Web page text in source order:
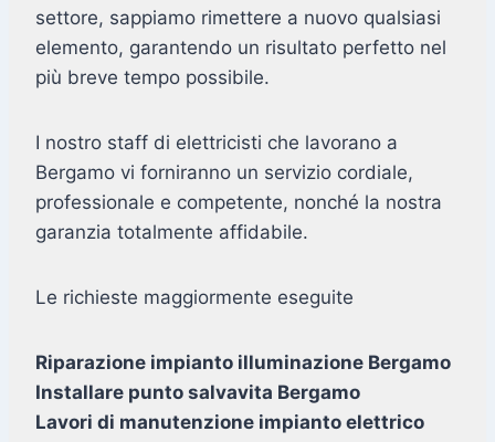
settore, sappiamo rimettere a nuovo qualsiasi
elemento, garantendo un risultato perfetto nel
più breve tempo possibile.
I nostro staff di elettricisti che lavorano a
Bergamo vi forniranno un servizio cordiale,
professionale e competente, nonché la nostra
garanzia totalmente affidabile.
Le richieste maggiormente eseguite
Riparazione impianto illuminazione Bergamo
Installare punto salvavita Bergamo
Lavori di manutenzione impianto elettrico